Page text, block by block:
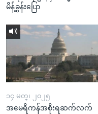
မိန့်ခွန်းပြော
၁၄ မတ္၊ ၂၀၂၅
အမေရိကန်အစိုးရဆက်လက်